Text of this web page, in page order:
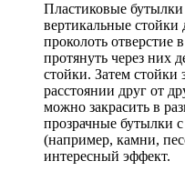
Пластиковые
вертикальные стойки
проколоть
протянуть через них
стойки. Затем стойки
расстоянии друг от
можно закрасить в
прозрачные бутылки
(например, камни,
интересный эффект.